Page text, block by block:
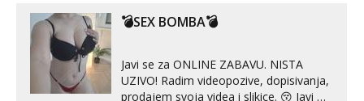
💣SEX BOMBA💣
Javi se za ONLINE ZABAVU. NISTA
UZIVO! Radim videopozive, dopisivanja,
prodajem svoja videa i slikice. 😚 Javi mi